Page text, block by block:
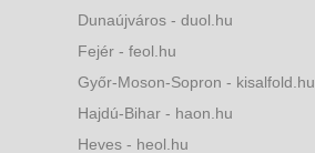
Dunaújváros - duol.hu
Fejér - feol.hu
Győr-Moson-Sopron - kisalfold.hu
Hajdú-Bihar - haon.hu
Heves - heol.hu